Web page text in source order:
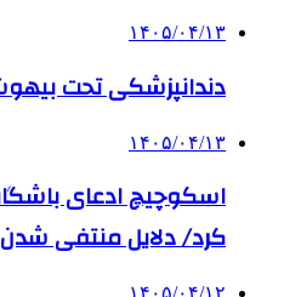
۱۴۰۵/۰۴/۱۳
دندانپزشکی تحت
۱۴۰۵/۰۴/۱۳
اسکوچیچ ادعای
کرد/ دلایل منتفی
۱۴۰۵/۰۴/۱۲